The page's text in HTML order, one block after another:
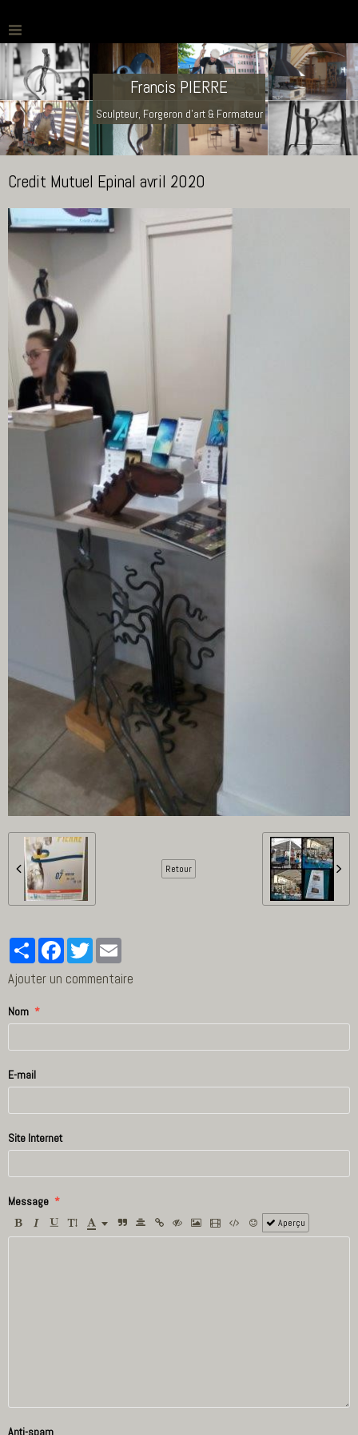
Francis PIERRE
Sculpteur, Forgeron d'art & Formateur
Credit Mutuel Epinal avril 2020
Retour
PartagerFacebookTwitter
Ajouter un commentaire
Nom
E-mail
Site Internet
Message
Aperçu
Anti-spam